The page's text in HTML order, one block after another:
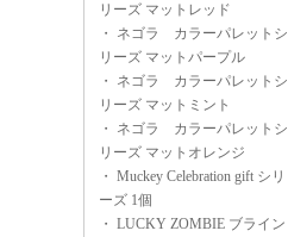
リーズ マットレッド
・ ネゴラ カラーパレットシ
リーズ マットパープル
・ ネゴラ カラーパレットシ
リーズ マットミント
・ ネゴラ カラーパレットシ
リーズ マットオレンジ
・ Muckey Celebration gift シリ
ーズ 1個
・ LUCKY ZOMBIE ブライン